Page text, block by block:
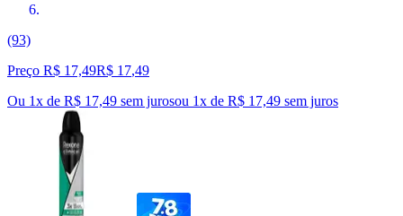
(93)
Preço R$ 17,49R$ 17,49
Ou 1x de R$ 17,49 sem jurosou 1x de R$ 17,49 sem juros